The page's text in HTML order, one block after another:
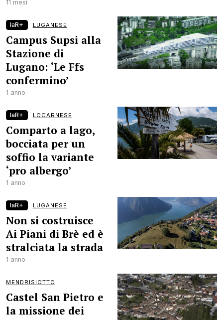
11 mesi
laR+ LUGANESE
Campus Supsi alla
Stazione di
Lugano: ‘Le Ffs
confermino’
1 anno
laR+ LOCARNESE
Comparto a lago,
bocciata per un
soffio la variante
‘pro albergo’
1 anno
laR+ LUGANESE
Non si costruisce
Ai Piani di Brè ed è
stralciata la strada
1 anno
MENDRISIOTTO
Castel San Pietro e
la missione dei